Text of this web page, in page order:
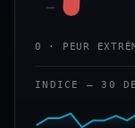
0 · PEUR
INDICE — 30